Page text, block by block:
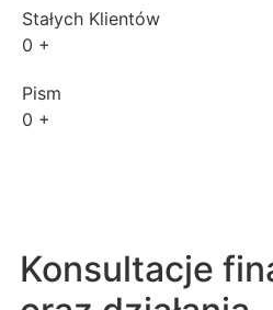
Stałych Klientów
0 +
Pism
0 +
Konsultacje